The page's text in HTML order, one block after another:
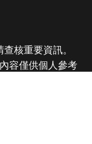
核重要資訊。
容僅供個人參考